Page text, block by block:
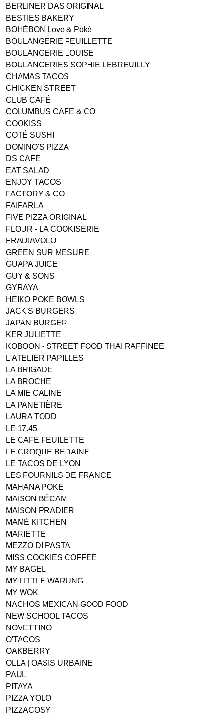
BERLINER DAS ORIGINAL
BESTIES BAKERY
BOHÉBON Love & Poké
BOULANGERIE FEUILLETTE
BOULANGERIE LOUISE
BOULANGERIES SOPHIE LEBREUILLY
CHAMAS TACOS
CHICKEN STREET
CLUB CAFÉ
COLUMBUS CAFE & CO
COOKISS
COTÉ SUSHI
DOMINO'S PIZZA
DS CAFE
EAT SALAD
ENJOY TACOS
FACTORY & CO
FAIPARLA
FIVE PIZZA ORIGINAL
FLOUR - LA COOKISERIE
FRADIAVOLO
GREEN SUR MESURE
GUAPA JUICE
GUY & SONS
GYRAYA
HEIKO POKE BOWLS
JACK'S BURGERS
JAPAN BURGER
KER JULIETTE
KOBOON - STREET FOOD THAI RAFFINEE
L'ATELIER PAPILLES
LA BRIGADE
LA BROCHE
LA MIE CÂLINE
LA PANETIÈRE
LAURA TODD
LE 17.45
LE CAFE FEUILETTE
LE CROQUE BEDAINE
LE TACOS DE LYON
LES FOURNILS DE FRANCE
MAHANA POKE
MAISON BÉCAM
MAISON PRADIER
MAMÉ KITCHEN
MARIETTE
MEZZO DI PASTA
MISS COOKIES COFFEE
MY BAGEL
MY LITTLE WARUNG
MY WOK
NACHOS MEXICAN GOOD FOOD
NEW SCHOOL TACOS
NOVETTINO
O'TACOS
OAKBERRY
OLLA | OASIS URBAINE
PAUL
PITAYA
PIZZA YOLO
PIZZACOSY